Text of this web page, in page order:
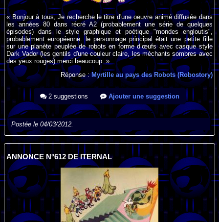
« Bonjour à tous, Je recherche le titre d'une oeuvre animé diffusée dans
les années 80 dans récré A2 (probablement une série de quelques
épisodes) dans le style graphique et poétique "mondes engloutis",
probablement européenne. le personnage principal était une petite fille
sur une planète peuplée de robots en forme d’œufs avec casque style
Dark Vador (les gentils d'une couleur claire, les méchants sombres avec
des yeux rouges) merci beaucoup. »
Réponse :Myrtille au pays des Robots (Robostory)
2 suggestions Ajouter une suggestion
Postée le 04/03/2012.
ANNONCE N°612 DE ITERNAL